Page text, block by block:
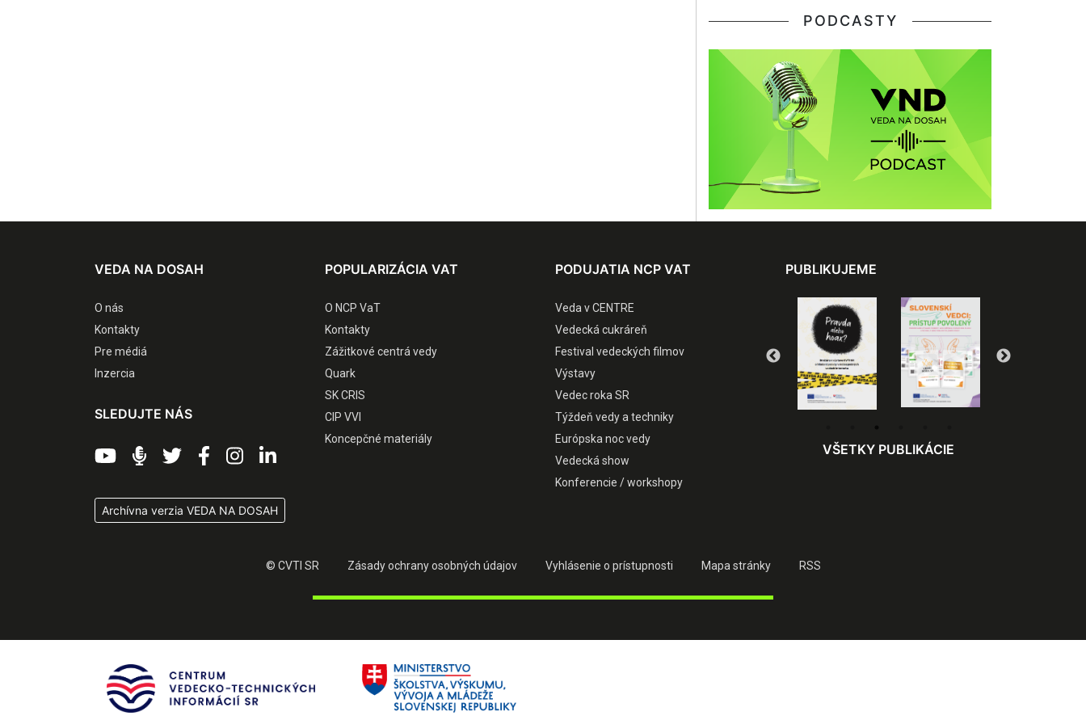
PODCASTY
VEDA NA DOSAH
O nás
Kontakty
Pre médiá
Inzercia
SLEDUJTE NÁS
Archívna verzia VEDA NA DOSAH
POPULARIZÁCIA VAT
O NCP VaT
Kontakty
Zážitkové centrá vedy
Quark
SK CRIS
CIP VVI
Koncepčné materiály
PODUJATIA NCP VAT
Veda v CENTRE
Vedecká cukráreň
Festival vedeckých filmov
Výstavy
Vedec roka SR
Týždeň vedy a techniky
Európska noc vedy
Vedecká show
Konferencie / workshopy
PUBLIKUJEME
VŠETKY PUBLIKÁCIE
© CVTI SR Zásady ochrany osobných údajov Vyhlásenie o prístupnosti Mapa stránky RSS